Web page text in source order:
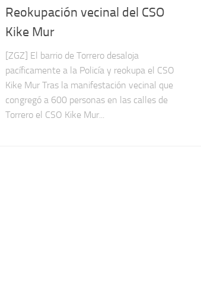
Reokupación vecinal del CSO
Kike Mur
[ZGZ] El barrio de Torrero desaloja
pacíficamente a la Policía y reokupa el CSO
Kike Mur Tras la manifestación vecinal que
congregó a 600 personas en las calles de
Torrero el CSO Kike Mur...